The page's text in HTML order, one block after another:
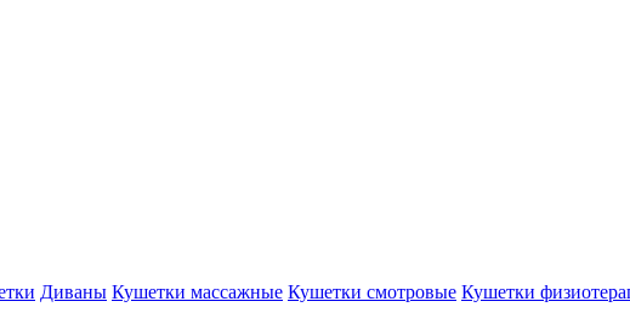
Диваны Кушетки массажные Кушетки смотровые Кушетки